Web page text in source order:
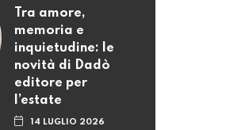
Tra amore,
memoria e
inquietudine: le
novità di Dadò
editore per
l’estate
14 LUGLIO 2026